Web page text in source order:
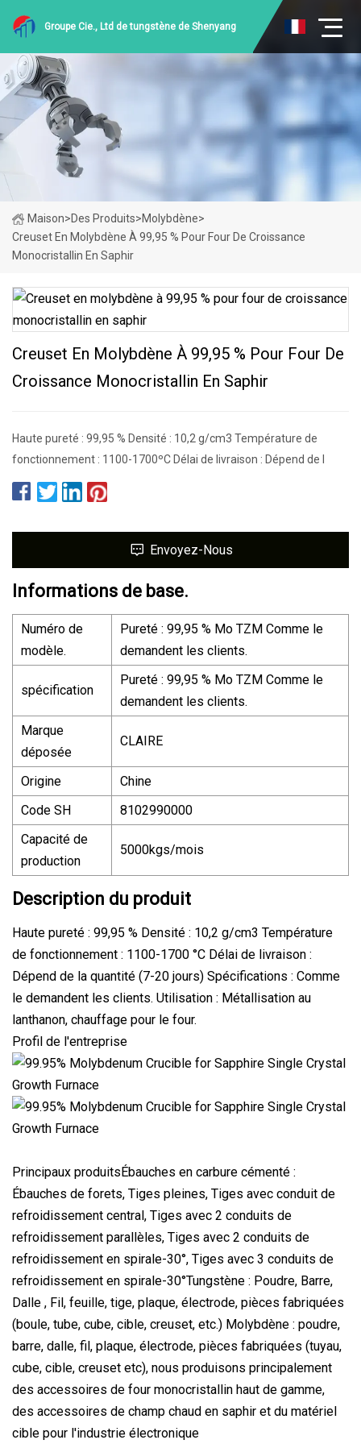
Groupe Cie., Ltd de tungstène de Shenyang
Maison>Des Produits>Molybdène>
Creuset En Molybdène À 99,95 % Pour Four De Croissance
Monocristallin En Saphir
Creuset En Molybdène À 99,95 % Pour Four De
Croissance Monocristallin En Saphir
Haute pureté : 99,95 % Densité : 10,2 g/cm3 Température de
fonctionnement : 1100-1700ºC Délai de livraison : Dépend de l
Envoyez-Nous
Informations de base.
Numéro de
modèle.
Pureté : 99,95 % Mo TZM Comme le
demandent les clients.
spécification
Pureté : 99,95 % Mo TZM Comme le
demandent les clients.
Marque
déposée
CLAIRE
Origine
Chine
Code SH
8102990000
Capacité de
production
5000kgs/mois
Description du produit
Haute pureté : 99,95 % Densité : 10,2 g/cm3 Température
de fonctionnement : 1100-1700 °C Délai de livraison :
Dépend de la quantité (7-20 jours) Spécifications : Comme
le demandent les clients. Utilisation : Métallisation au
lanthanon, chauffage pour le four.
Profil de l'entreprise
Principaux produitsÉbauches en carbure cémenté :
Ébauches de forets, Tiges pleines, Tiges avec conduit de
refroidissement central, Tiges avec 2 conduits de
refroidissement parallèles, Tiges avec 2 conduits de
refroidissement en spirale-30°, Tiges avec 3 conduits de
refroidissement en spirale-30°Tungstène : Poudre, Barre,
Dalle , Fil, feuille, tige, plaque, électrode, pièces fabriquées
(boule, tube, cube, cible, creuset, etc.) Molybdène : poudre,
barre, dalle, fil, plaque, électrode, pièces fabriquées (tuyau,
cube, cible, creuset etc), nous produisons principalement
des accessoires de four monocristallin haut de gamme,
des accessoires de champ chaud en saphir et du matériel
cible pour l'industrie électronique